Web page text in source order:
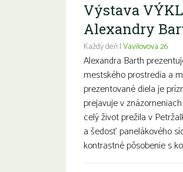
Výstava
Alexandry
Každý deň |Vavilovova 26
Alexandra Barth
mestského prostredia a
prezentované diela je
prejavuje v
celý život prežila v
a šedosť panelákového
kontrastné pôsobenie s